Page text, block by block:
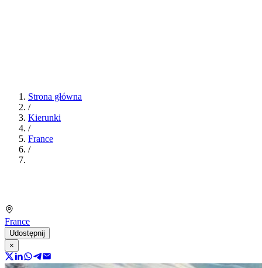
Strona główna
/
Kierunki
/
France
/
France
Udostępnij
×